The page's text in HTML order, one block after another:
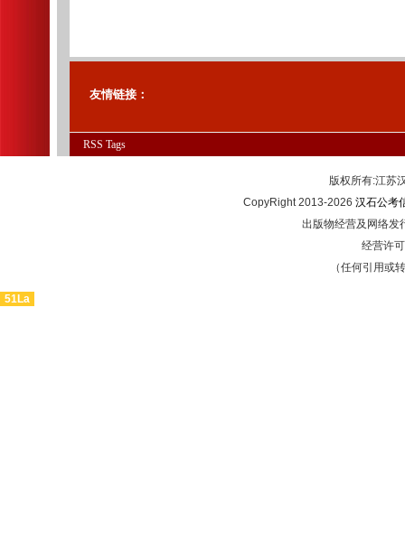
友情链接：
RSS Tags
版权所有:江
CopyRight 2013-2026 汉石公考
出版物经营及网络发
经营许
（任何引用或
51La